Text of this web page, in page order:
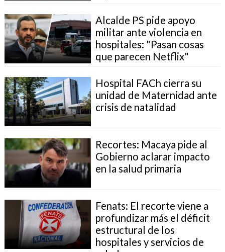
Alcalde PS pide apoyo
militar ante violencia en
hospitales: "Pasan cosas
que parecen Netflix"
Hospital FACh cierra su
unidad de Maternidad ante
crisis de natalidad
Recortes: Macaya pide al
Gobierno aclarar impacto
en la salud primaria
Fenats: El recorte viene a
profundizar más el déficit
estructural de los
hospitales y servicios de